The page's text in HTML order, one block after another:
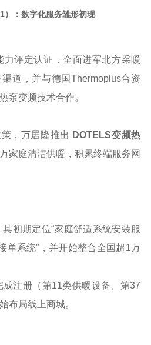
）：数字化服务雏形初现
力评定认证，全面进军北方采暖
道，并与德国 Thermoplus合资
泵变频技术合作。
策，万居隆推出 DOTELS变频热
家庭清洁供暖，积累终端服务网
其初期定位“家庭舒适系统安装服
单系统”， 并开始整合全国 超 1万
成注册 （第11类供暖设备、第37
布局线上商城。